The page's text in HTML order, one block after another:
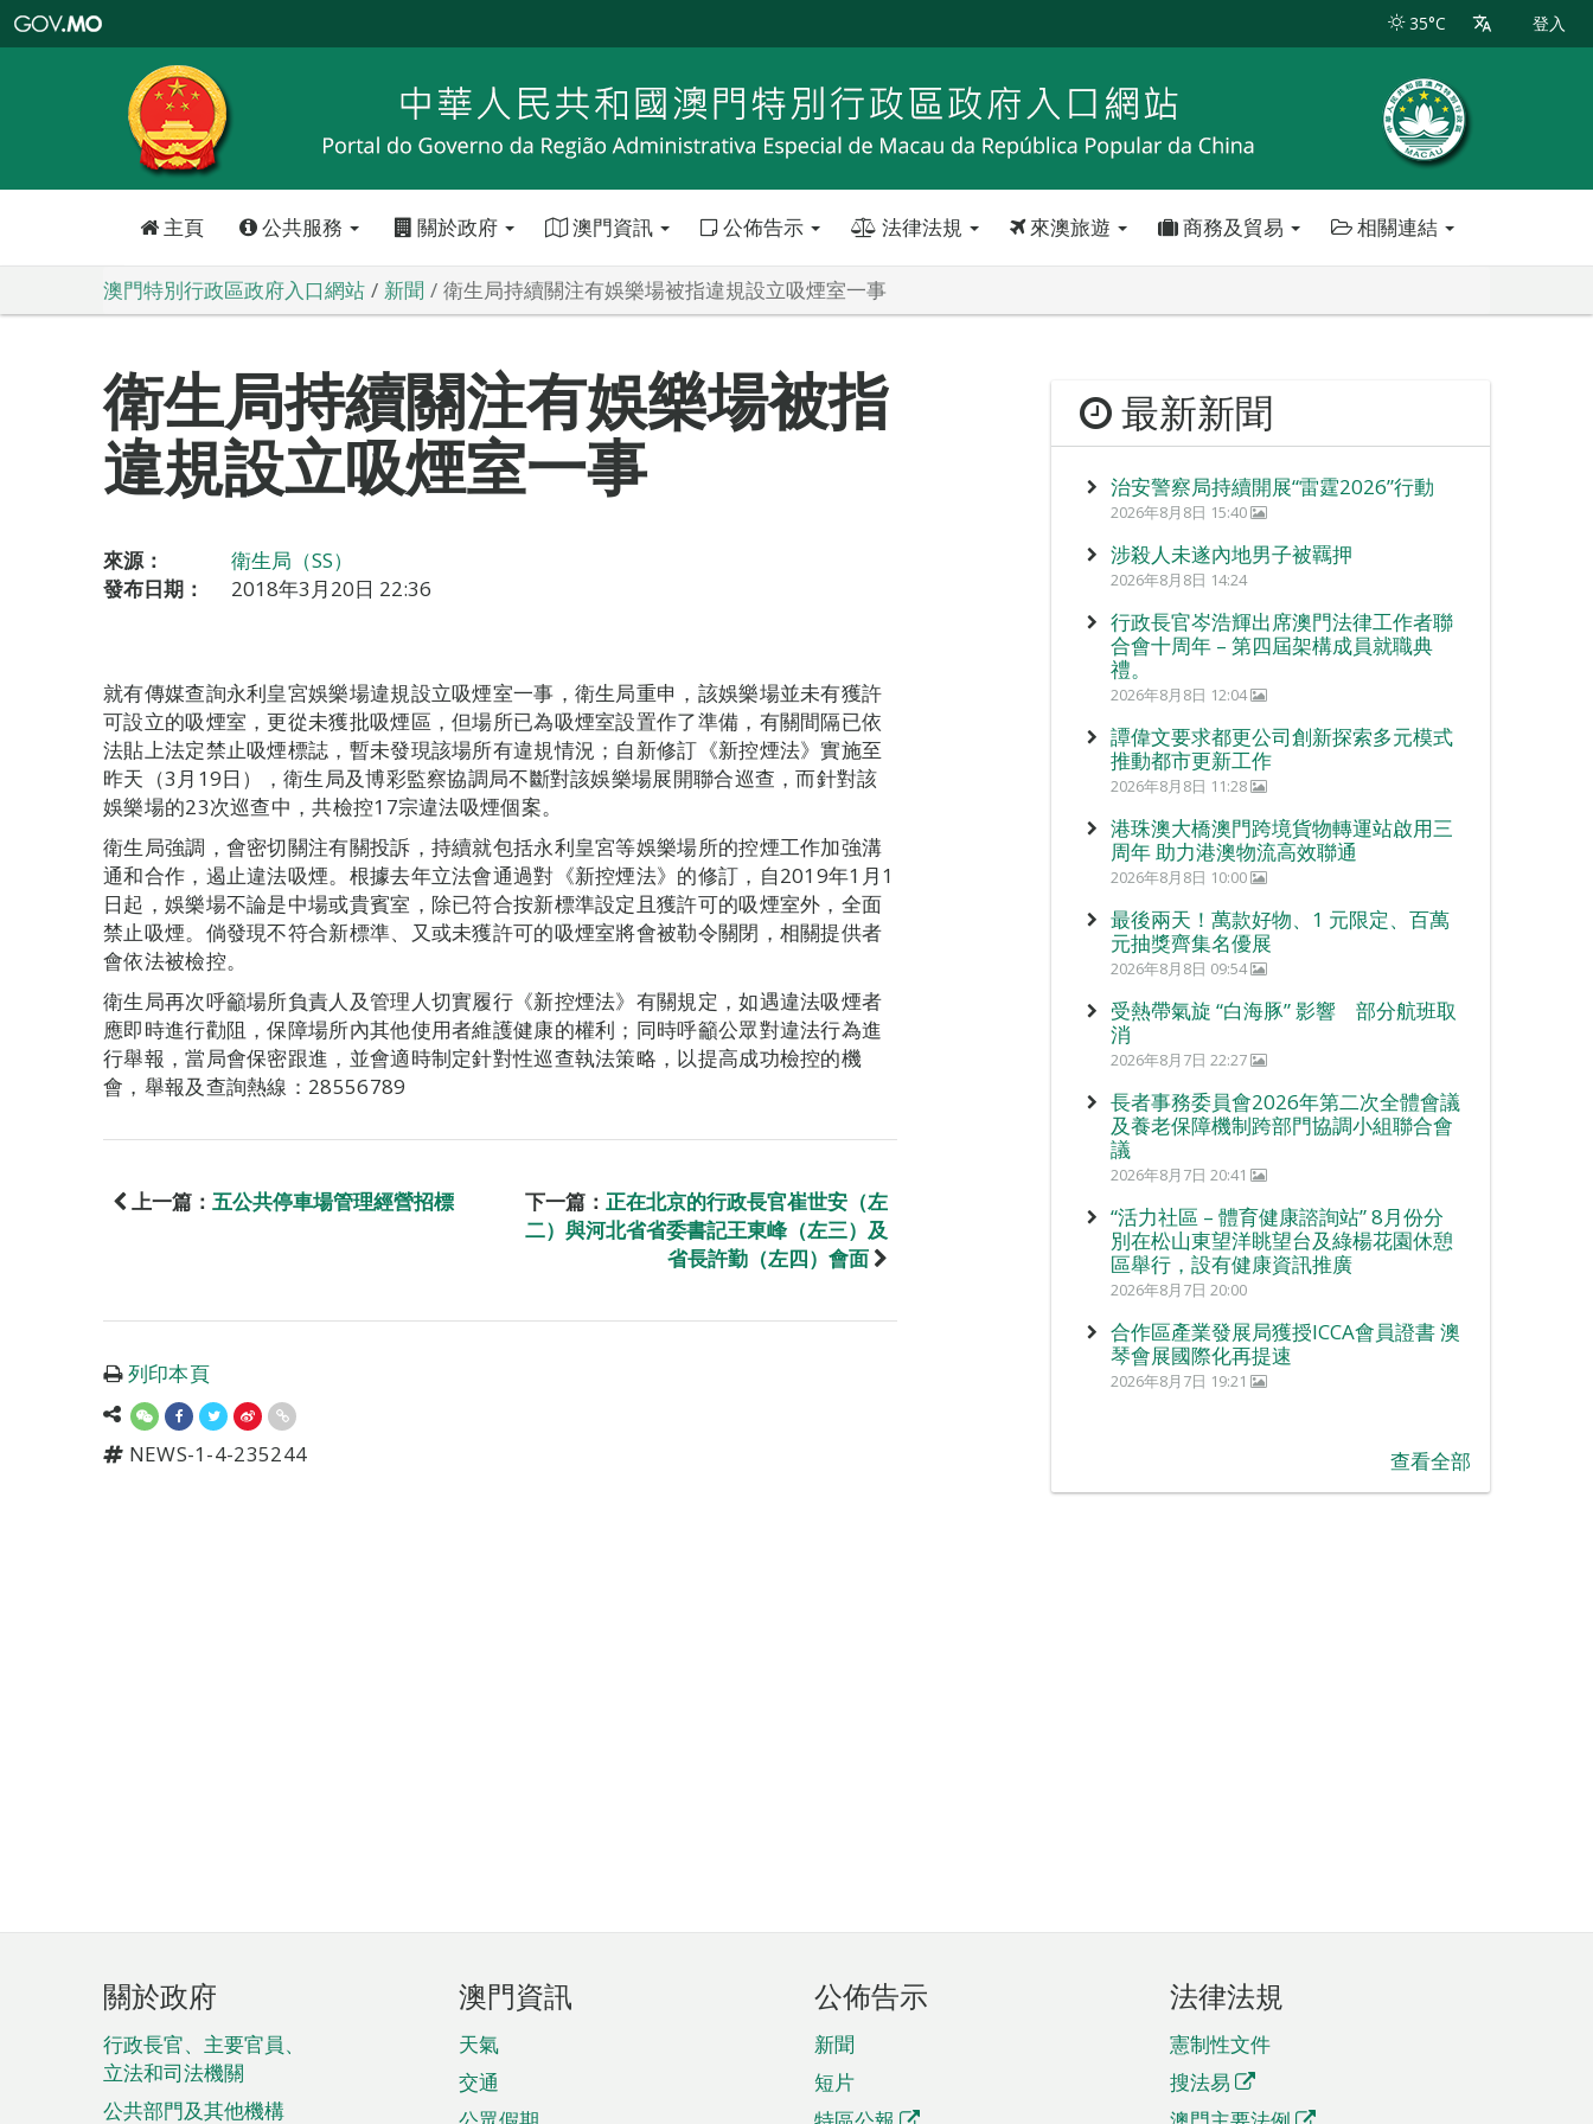
特
政
區
政
口
35°C 登入
主頁 公共服務 關於政府 澳門資訊 公佈告示 法律法規 來澳旅遊 商務及貿易 相關連結
澳門特別行政區政府入口網站 新聞 衛生局持續關注有娛樂場被指違規設立吸煙室一事
衛生局持續關注有娛樂場被指
違規設立吸煙室一事
來源：
衛生局（SS）
發布日期：
2018年3月20日 22:36
就有傳媒查詢永利皇宮娛樂場違規設立吸煙室一事，衛生局重申，該娛樂場並未有獲許
可設立的吸煙室，更從未獲批吸煙區，但場所已為吸煙室設置作了準備，有關間隔已依
法貼上法定禁止吸煙標誌，暫未發現該場所有違規情況；自新修訂《新控煙法》實施至
昨天（3月19日），衛生局及博彩監察協調局不斷對該娛樂場展開聯合巡查，而針對該
娛樂場的23次巡查中，共檢控17宗違法吸煙個案。
衛生局強調，會密切關注有關投訴，持續就包括永利皇宮等娛樂場所的控煙工作加強溝
通和合作，遏止違法吸煙。根據去年立法會通過對《新控煙法》的修訂，自2019年1月1
日起，娛樂場不論是中場或貴賓室，除已符合按新標準設定且獲許可的吸煙室外，全面
禁止吸煙。倘發現不符合新標準、又或未獲許可的吸煙室將會被勒令關閉，相關提供者
會依法被檢控。
衛生局再次呼籲場所負責人及管理人切實履行《新控煙法》有關規定，如遇違法吸煙者
應即時進行勸阻，保障場所內其他使用者維護健康的權利；同時呼籲公眾對違法行為進
行舉報，當局會保密跟進，並會適時制定針對性巡查執法策略，以提高成功檢控的機
會，舉報及查詢熱線：28556789
上一篇： 五公共停車場管理經營招標 下一篇： 正在北京的行政長官崔世安（左
二）與河北省省委書記王東峰（左三）及
省長許勤（左四）會面
列印本頁
NEWS-1-4-235244
最新新聞
治安警察局持續開展“雷霆2026”行動
2026年8月8日 15:40
涉殺人未遂內地男子被羈押
2026年8月8日 14:24
行政長官岑浩輝出席澳門法律工作者聯
合會十周年 – 第四屆架構成員就職典
禮。
2026年8月8日 12:04
譚偉文要求都更公司創新探索多元模式
推動都市更新工作
2026年8月8日 11:28
港珠澳大橋澳門跨境貨物轉運站啟用三
周年 助力港澳物流高效聯通
2026年8月8日 10:00
最後兩天！萬款好物、1 元限定、百萬
元抽獎齊集名優展
2026年8月8日 09:54
受熱帶氣旋 “白海豚” 影響 部分航班取
消
2026年8月7日 22:27
長者事務委員會2026年第二次全體會議
及養老保障機制跨部門協調小組聯合會
議
2026年8月7日 20:41
“活力社區 – 體育健康諮詢站” 8月份分
別在松山東望洋眺望台及綠楊花園休憩
區舉行，設有健康資訊推廣
2026年8月7日 20:00
合作區產業發展局獲授ICCA會員證書 澳
琴會展國際化再提速
2026年8月7日 19:21
查看全部
頁
腳
菜
單
關於政府
行政長官、主要官員、
立法和司法機關
公共部門及其他機構
澳門資訊
天氣
交通
公佈告示
新聞
短片
法律法規
憲制性文件
搜法易